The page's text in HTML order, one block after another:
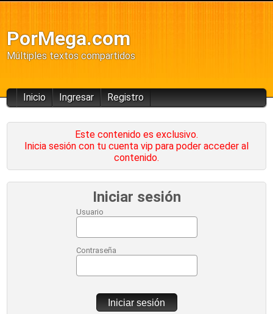
PorMega.com
Múltiples textos compartidos
Inicio Ingresar Registro
Este contenido es exclusivo.
Inicia sesión con tu cuenta vip para poder acceder al
contenido.
Iniciar sesión
Usuario
Contraseña
Iniciar sesión